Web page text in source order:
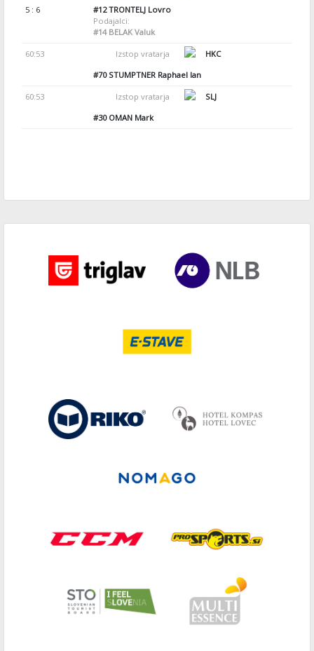
5 : 6
#12TRONTELJ Lovro
Podajalci:
#14BELAK Valuk
60:53 Izstop vratarja
HKC
#70STUMPTNER Raphael Ian
60:53 Izstop vratarja
SLJ
#30OMAN Mark